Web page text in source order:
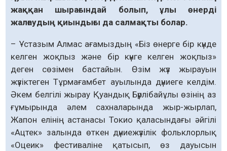
жаққан шырағындай болып, ұлы өнерді
жалғаудың қиындығы да салмақты болар.
– Ұстазым Алмас ағамыздың «Біз өнерге бір күнде
келген жоқпыз және бір күнге келген жоқпыз»
деген сөзімен бастайын. Өзім жүз жырауын
жүзіктеген Тұрмағамбет ауылында дүниеге келдім.
Әкем белгілі жырау Қуандық Бүрлібайұлы өзінің аз
ғұмырында әлем сахналарында жыр-жырлап,
Жапон елінің астанасы Токио қаласындағы әйгілі
«Ацтек» залында өткен дүниежүзілік фольклорлық
«Оцеик» фестиваліне қатысып, өз дауысын